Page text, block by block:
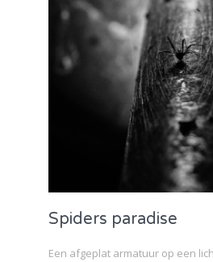
Spiders paradise
Een afgeplat armatuur op een